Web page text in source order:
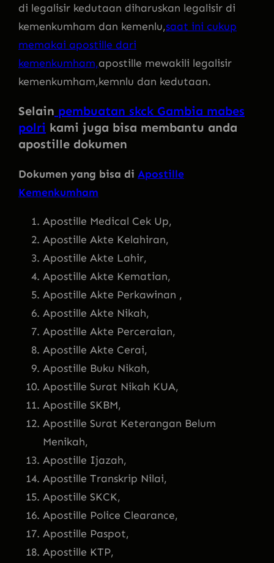
di legalisir kedutaan diharuskan legalisir di
kemenkumham dan kemenlu,saat ini cukup
memakai apostille dari
kemenkumham,apostille mewakili legalisir
kemenkumham,kemnlu dan kedutaan.
Selain pembuatan skck Gambia mabes
polri kami juga bisa membantu anda
apostille dokumen
Dokumen yang bisa di Apostille
Kemenkumham
Apostille Medical Cek Up,
Apostille Akte Kelahiran,
Apostille Akte Lahir,
Apostille Akte Kematian,
Apostille Akte Perkawinan ,
Apostille Akte Nikah,
Apostille Akte Perceraian,
Apostille Akte Cerai,
Apostille Buku Nikah,
Apostille Surat Nikah KUA,
Apostille SKBM,
Apostille Surat Keterangan Belum
Menikah,
Apostille Ijazah,
Apostille Transkrip Nilai,
Apostille SKCK,
Apostille Police Clearance,
Apostille Paspot,
Apostille KTP,